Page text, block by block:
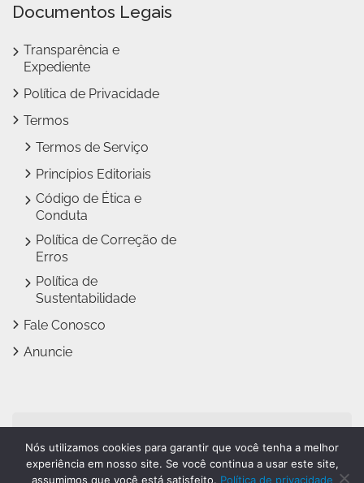
Documentos Legais
Transparência e
Expediente
Política de Privacidade
Termos
Termos de Serviço
Princípios Editoriais
Código de Ética e
Conduta
Política de Correção de
Erros
Política de
Sustentabilidade
Fale Conosco
Anuncie
Jundiaí Notícias faz parte
doGrupo Novo Dia
Nós utilizamos cookies para garantir que você tenha a melhor
experiência em nosso site. Se você continua a usar este site,
assumimos que você está satisfeito. Política de privacidade